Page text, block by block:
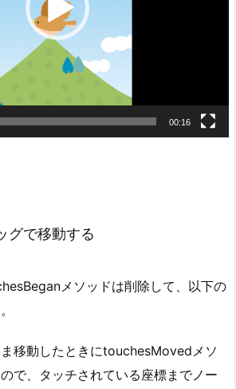
00:16
グで移動する
メソッドは削除して、以下の
移動したときにtouchesMovedメソ
で、タッチされている座標までノー